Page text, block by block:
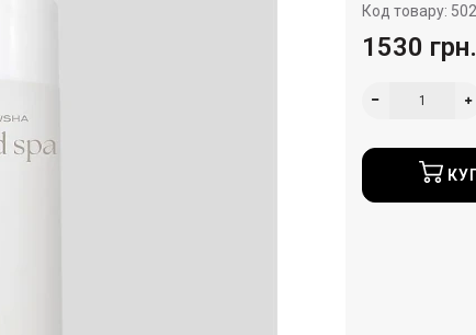
Код товару:
1530 грн.